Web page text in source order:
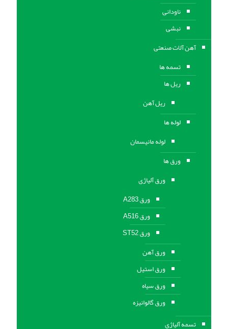
ناودانی
نبشی
آهن آلات صنعتی
تسمه ها
ریل ها
ریل آهن
لوله ها
لوله مانیسمان
ورق ها
ورق آلیاژی
ورق A283
ورق A516
ورق ST52
ورق آهن
ورق استیل
ورق سیاه
ورق گالوانیزه
تسمه آلیاژی